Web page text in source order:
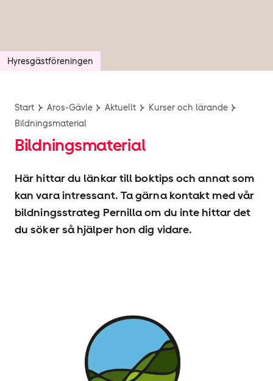
Hyresgäst­föreningen
Start Aros-Gävle Aktuellt
Kurser och lärande
Bildningsmaterial
Bildningsmaterial
Här hittar du länkar till boktips och annat som
kan vara intressant. Ta gärna kontakt med vår
bildningsstrateg Pernilla om du inte hittar det
du söker så hjälper hon dig vidare.